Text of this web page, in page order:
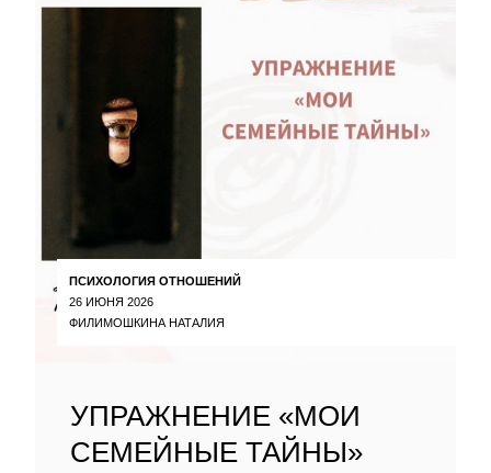
ПСИХОЛОГИЯ ОТНОШЕНИЙ
26 ИЮНЯ 2026
ФИЛИМОШКИНА НАТАЛИЯ
УПРАЖНЕНИЕ «МОИ
СЕМЕЙНЫЕ ТАЙНЫ»